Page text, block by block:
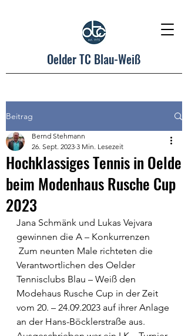
Oelder TC Blau-Weiß
Beitrag
Hochklassiges Tennis in Oelde
beim Modenhaus Rusche Cup
2023
Bernd Stehmann
26. Sept. 2023 3 Min. Lesezeit
Jana Schmänk und Lukas Vejvara
gewinnen die A – Konkurrenzen
Verantwortlichen des Oelder
Tennisclubs Blau – Weiß den
Modehaus Rusche Cup in der Zeit
vom 20. – 24.09.2023 auf ihrer Anlage
an der Hans-Böcklerstraße aus.